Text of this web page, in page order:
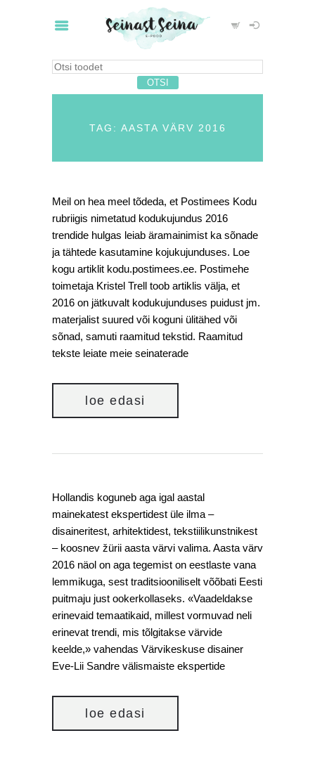
TAG: AASTA VÄRV 2016
Meil on hea meel tõdeda, et Postimees Kodu
rubriigis nimetatud kodukujundus 2016
trendide hulgas leiab äramainimist ka sõnade
ja tähtede kasutamine kojukujunduses. Loe
kogu artiklit kodu.postimees.ee. Postimehe
toimetaja Kristel Trell toob artiklis välja, et
2016 on jätkuvalt kodukujunduses puidust jm.
materjalist suured või koguni ülitähed või
sõnad, samuti raamitud tekstid. Raamitud
tekste leiate meie seinaterade
loe edasi
Hollandis koguneb aga igal aastal
mainekatest ekspertidest üle ilma –
disaineritest, arhitektidest, tekstiilikunstnikest
– koosnev žürii aasta värvi valima. Aasta värv
2016 näol on aga tegemist on eestlaste vana
lemmikuga, sest traditsiooniliselt võõbati Eesti
puitmaju just ookerkollaseks. «Vaadeldakse
erinevaid temaatikaid, millest vormuvad neli
erinevat trendi, mis tõlgitakse värvide
keelde,» vahendas Värvikeskuse disainer
Eve-Lii Sandre välismaiste ekspertide
loe edasi